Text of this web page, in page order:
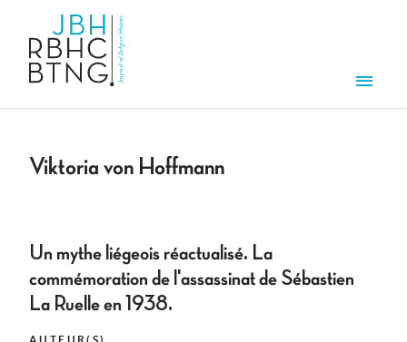
Viktoria von Hoffmann
Un mythe liégeois réactualisé. La
commémoration de l'assassinat de Sébastien
La Ruelle en 1938.